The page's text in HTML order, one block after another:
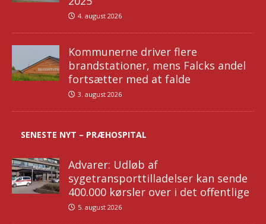
4. august 2026
Kommunerne driver flere
brandstationer, mens Falcks andel
fortsætter med at falde
3. august 2026
SENESTE NYT – PRÆHOSPITAL
Advarer: Udløb af
sygetransporttilladelser kan sende
400.000 kørsler over i det offentlige
5. august 2026